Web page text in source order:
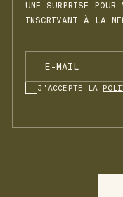
UNE SURPRISE POUR
INSCRIVANT À LA
J'ACCEPTE LA